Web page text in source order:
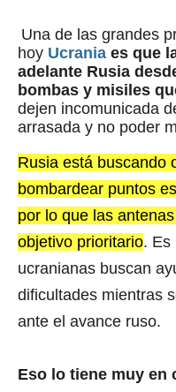
Una de las grandes
hoy Ucrania es que
adelante Rusia
bombas y misiles
dejen incomunicada
arrasada y no poder
Rusia está buscando
bombardear puntos
por lo que las
objetivo prioritario. Es
ucranianas buscan
dificultades mientras
ante el avance ruso.
Eso lo tiene muy en